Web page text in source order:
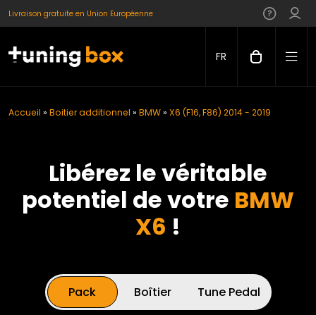
Livraison gratuite en Union Européenne
FR
Accueil » Boitier additionnel » BMW» X6 (F16, F86) 2014 - 2019
Libérez le véritable
potentiel de votre BMW
X6 !
Pack Boîtier Tune Pedal